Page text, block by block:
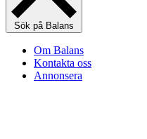
Sök på Balans
Om Balans
Kontakta oss
Annonsera